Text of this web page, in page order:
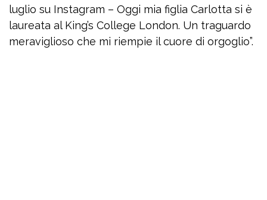
luglio su Instagram – Oggi mia figlia Carlotta si è
laureata al King’s College London. Un traguardo
meraviglioso che mi riempie il cuore di orgoglio”.